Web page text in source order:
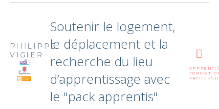
PHILIPPE
VIGIER
Soutenir le logement,
le déplacement et la
recherche du lieu
d’apprentissage avec
le "pack apprentis"